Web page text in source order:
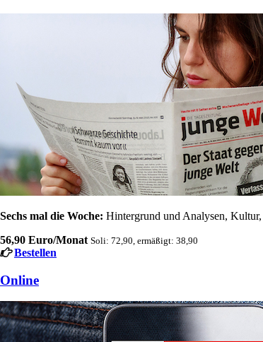
Sechs mal die Woche: Hintergrund und Analysen,
56,90 Euro/Monat Soli: 72,90, ermäßigt: 38,90
Bestellen
Online